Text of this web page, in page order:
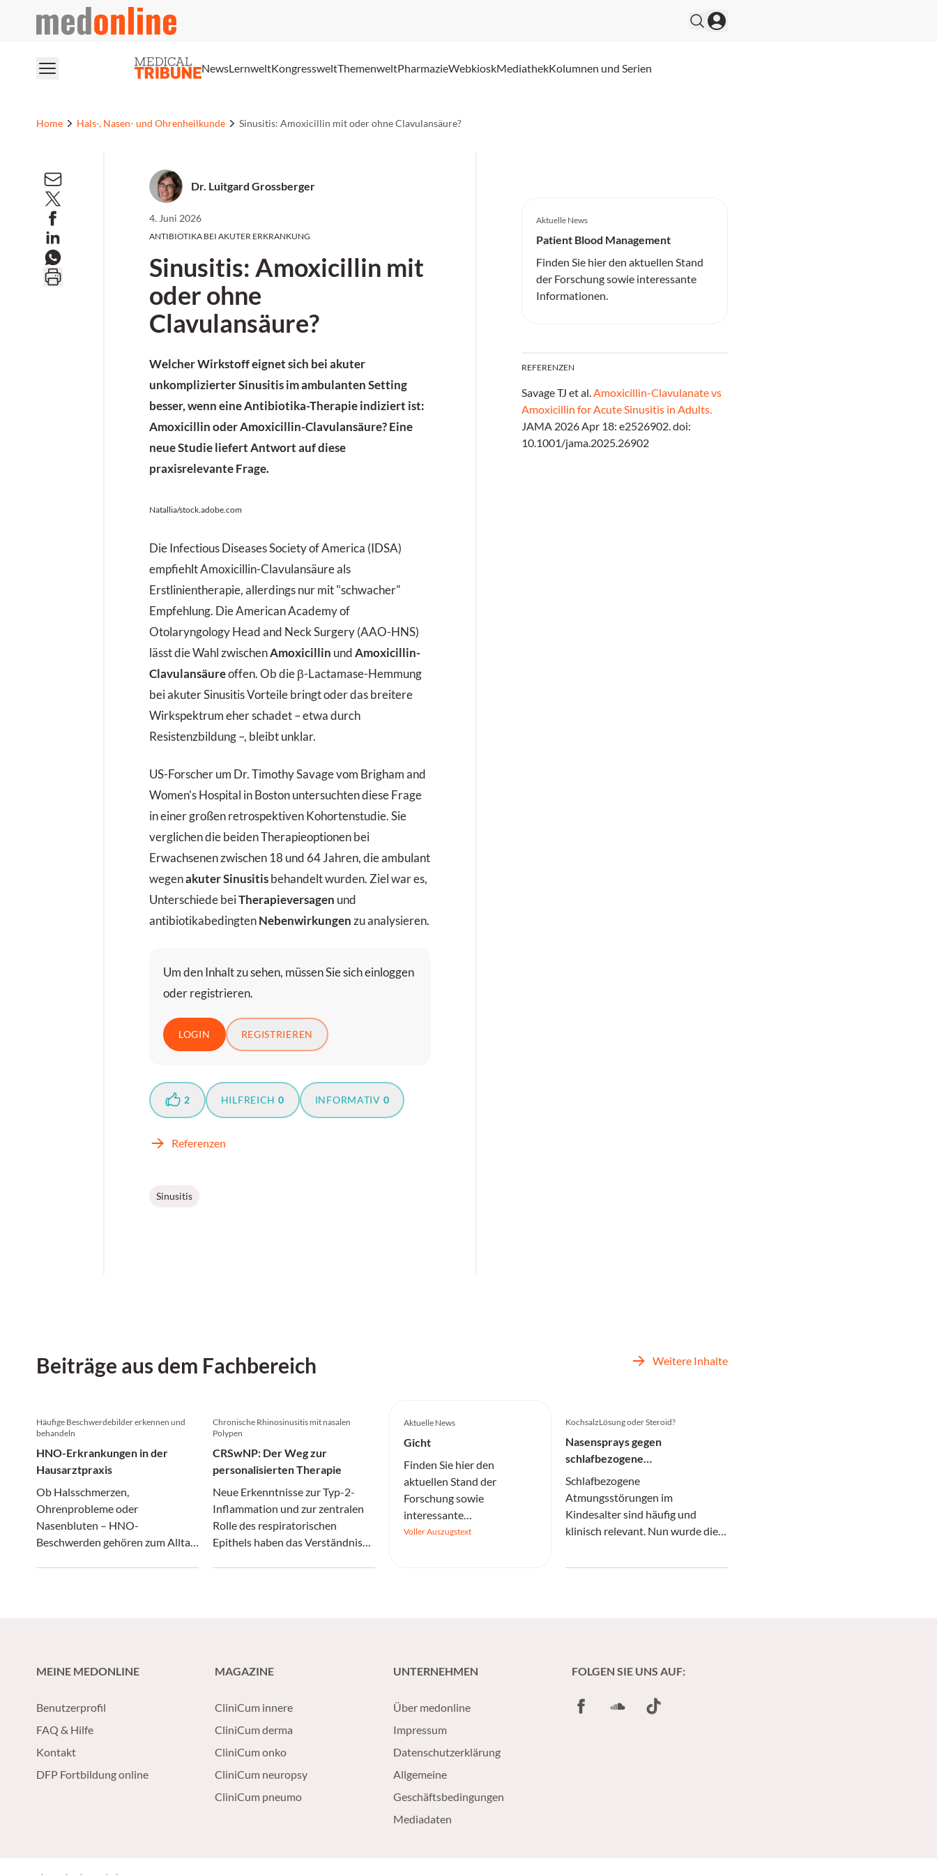
medonline
NewsLernweltKongressweltThemenweltPharmazieWebkioskMediathekKolumnen und Serien
Home Hals-, Nasen- und Ohrenheilkunde Sinusitis: Amoxicillin mit oder ohne Clavulansäure?
Dr. Luitgard Grossberger
4. Juni 2026
ANTIBIOTIKA BEI AKUTER ERKRANKUNG
Sinusitis: Amoxicillin mit
oder ohne
Clavulansäure?
Welcher Wirkstoff eignet sich bei akuter
unkomplizierter Sinusitis im ambulanten Setting
besser, wenn eine Antibiotika-Therapie indiziert ist:
Amoxicillin oder Amoxicillin-Clavulansäure? Eine
neue Studie liefert Antwort auf diese
praxisrelevante Frage.
Natallia/stock.adobe.com
Die Infectious Diseases Society of America (IDSA)
empfiehlt Amoxicillin-Clavulansäure als
Erstlinientherapie, allerdings nur mit "schwacher"
Empfehlung. Die American Academy of
Otolaryngology Head and Neck Surgery (AAO-HNS)
lässt die Wahl zwischenAmoxicillin und Amoxicillin-
Clavulansäureoffen. Ob die β-Lactamase-Hemmung
bei akuter Sinusitis Vorteile bringt oder das breitere
Wirkspektrum eher schadet – etwa durch
Resistenzbildung –, bleibt unklar.
US-Forscher um Dr. Timothy Savage vom Brigham and
Women's Hospital in Boston untersuchten diese Frage
in einer großen retrospektiven Kohortenstudie. Sie
verglichen die beiden Therapieoptionen bei
Erwachsenen zwischen 18 und 64 Jahren, die ambulant
wegenakuter Sinusitis behandelt wurden. Ziel war es,
Unterschiede beiTherapieversagen und
antibiotikabedingten Nebenwirkungen zu analysieren.
Um den Inhalt zu sehen, müssen Sie sich einloggen
oder registrieren.
LOGIN REGISTRIEREN
2 HILFREICH 0 INFORMATIV 0
Referenzen
Sinusitis
Aktuelle News
Patient Blood Management
Finden Sie hier den aktuellen Stand
der Forschung sowie interessante
Informationen.
REFERENZEN
Savage TJ et al.Amoxicillin-Clavulanate vs
Amoxicillin for Acute Sinusitis in Adults.
JAMA 2026 Apr 18: e2526902. doi:
10.1001/jama.2025.26902
Beiträge aus dem Fachbereich Weitere Inhalte
Häufige Beschwerdebilder erkennen und
behandeln
HNO-Erkrankungen in der
Hausarztpraxis
Ob Halsschmerzen,
Ohrenprobleme oder
Nasenbluten – HNO-
Beschwerden gehören zum Alltag
Chronische Rhinosinusitis mit nasalen
Polypen
CRSwNP: Der Weg zur
personalisierten Therapie
Neue Erkenntnisse zur Typ-2-
Inflammation und zur zentralen
Rolle des respiratorischen
Epithels haben das Verständnis
personalisierte Behandlung
Aktuelle News
Gicht
Finden Sie hier den
aktuellen Stand der
Forschung sowie
interessante
Informationen.
Voller Auszugstext
KochsalzLösung oder Steroid?
Nasensprays gegen
schlafbezogene
Atmungsstörungen bei Kindern
Schlafbezogene
Atmungsstörungen im
Kindesalter sind häufig und
klinisch relevant. Nun wurde die
Behandlung mit Kochsalzlösung
MEINE MEDONLINE
Benutzerprofil
FAQ & Hilfe
Kontakt
DFP Fortbildung online
MAGAZINE
CliniCum innere
CliniCum derma
CliniCum onko
CliniCum neuropsy
CliniCum pneumo
UNTERNEHMEN
Über medonline
Impressum
Datenschutzerklärung
Allgemeine
Geschäftsbedingungen
Mediadaten
FOLGEN SIE UNS AUF:
FacebookSoundCloud
TikTok